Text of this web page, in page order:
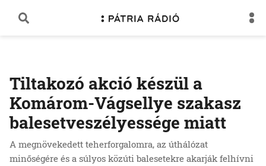
Tiltakozó akció készül a
Komárom-Vágsellye szakasz
balesetveszélyessége miatt
A megnövekedett teherforgalomra, az úthálózat
minőségére és a súlyos közúti balesetekre akarják felhívni